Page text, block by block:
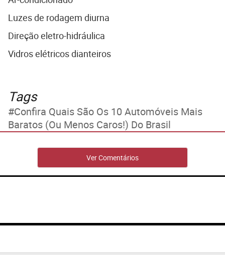
Luzes de rodagem diurna
Direção eletro-hidráulica
Vidros elétricos dianteiros
Tags
Confira Quais São Os 10 Automóveis Mais
Baratos (ou Menos Caros!) Do Brasil
Ver Comentários